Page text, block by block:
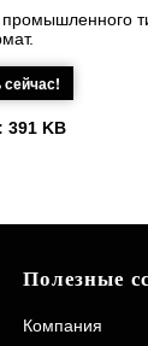
сейчас!
391 KB
Полезные
Компания